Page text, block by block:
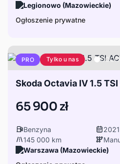
Legionowo (Mazowieckie)
Ogłoszenie prywatne
PRO Tylko u nas
Skoda Octavia IV 1.5
65 900 zł
Benzyna
2021
145 000 km
Warszawa (Mazowieckie)